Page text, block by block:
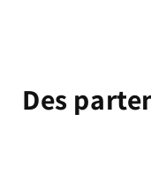
Des